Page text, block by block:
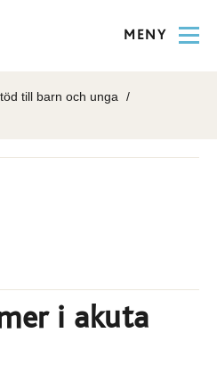
MENY
till barn och unga
i akuta